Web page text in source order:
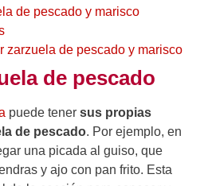
de pescado y marisco
zarzuela de pescado y marisco
de pescado
puede tener sus propias
de pescado. Por ejemplo, en
una picada al guiso, que
y ajo con pan frito. Esta